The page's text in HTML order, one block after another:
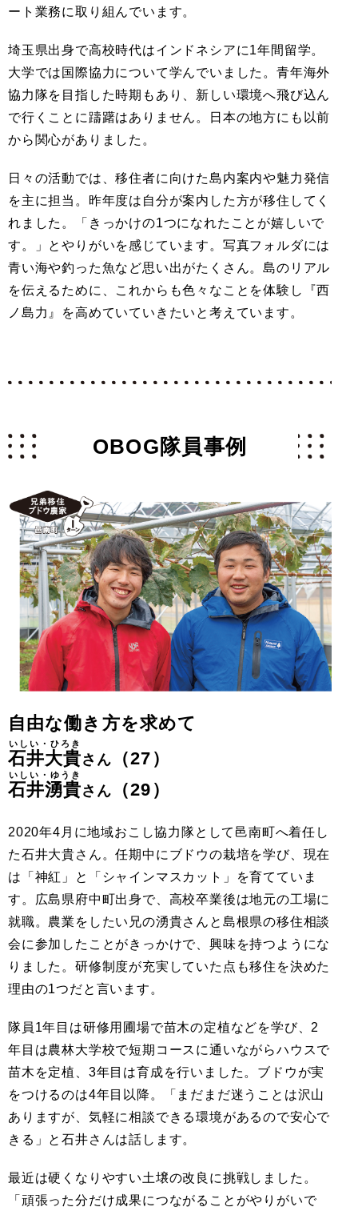
ート業務に取り組んでいます。
埼玉県出身で高校時代はインドネシアに1年間留学。
大学では国際協力について学んでいました。青年海外
協力隊を目指した時期もあり、新しい環境へ飛び込ん
で行くことに躊躇はありません。日本の地方にも以前
から関心がありました。
日々の活動では、移住者に向けた島内案内や魅力発信
を主に担当。昨年度は自分が案内した方が移住してく
れました。「きっかけの1つになれたことが嬉しいで
す。」とやりがいを感じています。写真フォルダには
青い海や釣った魚など思い出がたくさん。島のリアル
を伝えるために、これからも色々なことを体験し『西
ノ島力』を高めていていきたいと考えています。
OBOG隊員事例
自由な働き方を求めて
石井大貴
いしい・ひろき
さん
（27）
石井湧貴
いしい・ゆうき
さん （29）
2020年4月に地域おこし協力隊として邑南町へ着任し
た石井大貴さん。任期中にブドウの栽培を学び、現在
は「神紅」と「シャインマスカット」を育てていま
す。広島県府中町出身で、高校卒業後は地元の工場に
就職。農業をしたい兄の湧貴さんと島根県の移住相談
会に参加したことがきっかけで、興味を持つようにな
りました。研修制度が充実していた点も移住を決めた
理由の1つだと言います。
隊員1年目は研修用圃場で苗木の定植などを学び、2
年目は農林大学校で短期コースに通いながらハウスで
苗木を定植、3年目は育成を行いました。ブドウが実
をつけるのは4年目以降。「まだまだ迷うことは沢山
ありますが、気軽に相談できる環境があるので安心で
きる」と石井さんは話します。
最近は硬くなりやすい土壌の改良に挑戦しました。
「頑張った分だけ成果につながることがやりがいで